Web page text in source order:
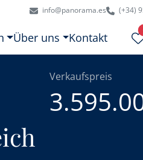
info@panorama.es (+34)
Über uns Kontakt
Verkaufspreis